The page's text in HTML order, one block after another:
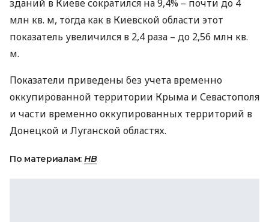
зданий в Киеве сократился на 9,4% – почти до 4
млн кв. м, тогда как в Киевской области этот
показатель увеличился в 2,4 раза – до 2,56 млн кв.
м.
Показатели приведены без учета временно
оккупированной территории Крыма и Севастополя
и части временно оккупированных территорий в
Донецкой и Луганской областях.
По материалам: НВ